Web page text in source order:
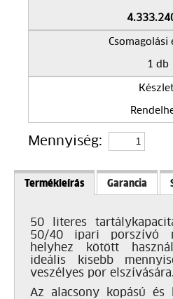
Csomagolási
1 db
Mennyiség:
Termékleírás Garancia
50 literes
50/40 ipari porszívó
helyhez kötött
ideális kisebb
veszélyes por elszívására.
Az alacsony kopású és